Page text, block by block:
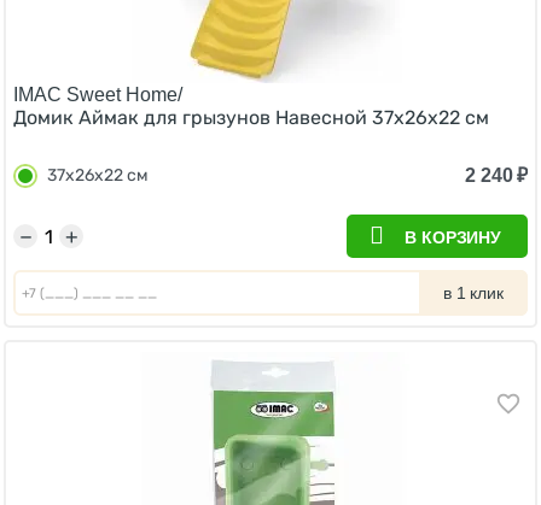
IMAC Sweet Home/
Домик Аймак для грызунов Навесной 37х26х22 см
37х26х22 см 2 240₽
+
− В КОРЗИНУ
в 1 клик